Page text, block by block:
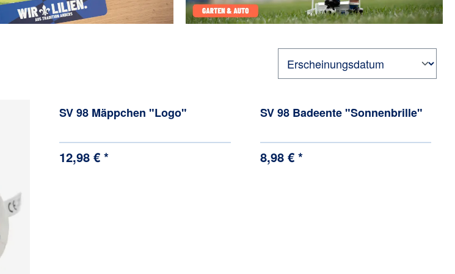
SV 98 Mäppchen "Logo"
12,98 € *
SV 98 Badeente "Sonnenbrille"
8,98 € *